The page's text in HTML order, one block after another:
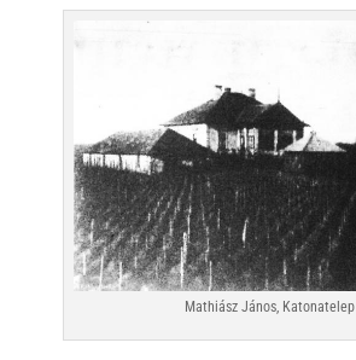
Mathiász János, Katonatelep